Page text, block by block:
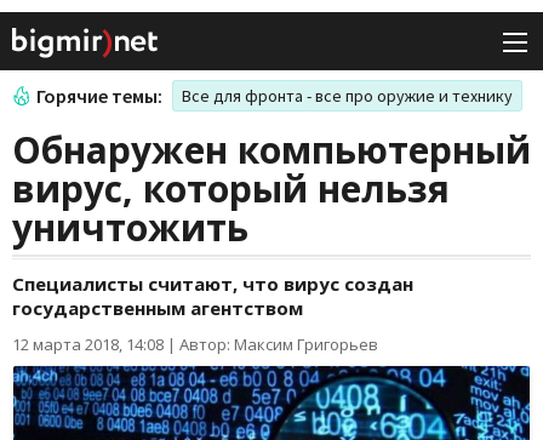
Горячие темы: Все для фронта - все про оружие и технику
Обнаружен компьютерный
вирус, который нельзя
уничтожить
Специалисты считают, что вирус создан
государственным агентством
12 марта 2018, 14:08 | Автор: Максим Григорьев